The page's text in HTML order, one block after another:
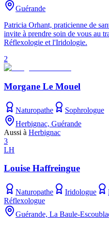
Guérande
Patricia Orhant, praticienne de
invite à prendre soin de vous au
Réflexologie et l'Iridologie.
2
Morgane Le Mouel
Naturopathe
Sophrologue
Herbignac, Guérande
Aussi à Herbignac
3
LH
Louise Haffreingue
Naturopathe Iridologue
Réflexologue
Guérande, La Baule-